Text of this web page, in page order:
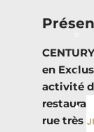
en
activité
rue très